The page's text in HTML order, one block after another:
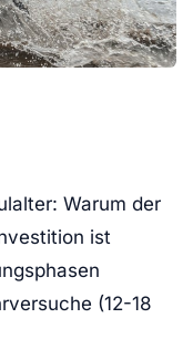
Warum der
ist
(12-18